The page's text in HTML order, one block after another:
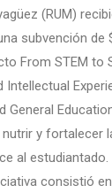
(RUM)
subvención de
From STEM to
Intellectual
General
y fortalecer
al estudiantado.
consistió